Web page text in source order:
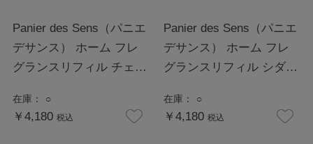
Panier des Sens（パニエ
デサンス） ホーム フレ
グランスリフィル チェリ
在庫： ○
￥4,180 税込
Panier des Sens（パニエ
デサンス） ホーム フレ
グランスリフィル シダー
在庫： ○
￥4,180 税込